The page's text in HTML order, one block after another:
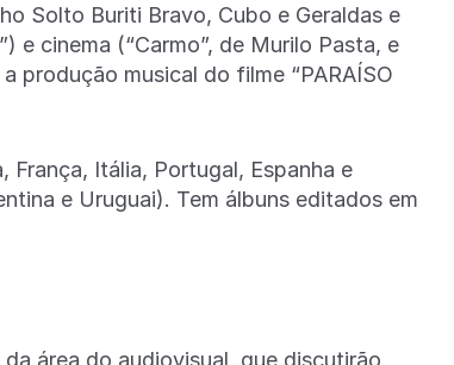
Solto Buriti Bravo, Cubo e Geraldas e
e cinema (“Carmo”, de Murilo Pasta, e
produção musical do filme “PARAÍSO
França, Itália, Portugal, Espanha e
e Uruguai). Tem álbuns editados em
área do audiovisual, que discutirão